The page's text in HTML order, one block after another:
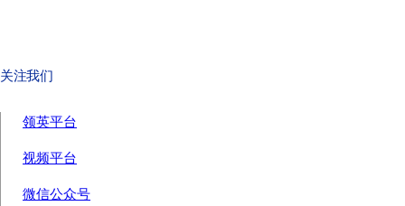
关注我们
领英平台
视频平台
微信公众号